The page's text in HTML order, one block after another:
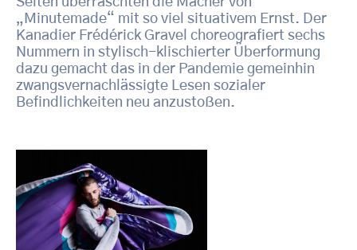
„Minutemade“ mit so viel situativem Ernst. Der
Kanadier Frédérick Gravel choreografiert sechs
Nummern in stylisch-klischierter Überformung
dazu gemacht das in der Pandemie gemeinhin
zwangsvernachlässigte Lesen sozialer
Befindlichkeiten neu anzustoßen.